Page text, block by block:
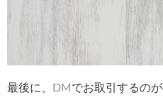
最後に、DMでお取引するの